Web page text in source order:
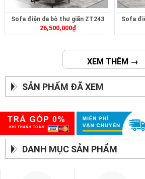
Sofa điện da bò thư giãn ZT243
26,500,000₫
Sofa
XEM THÊM →
SẢN PHẨM ĐÃ XEM
DANH MỤC SẢN PHẨM